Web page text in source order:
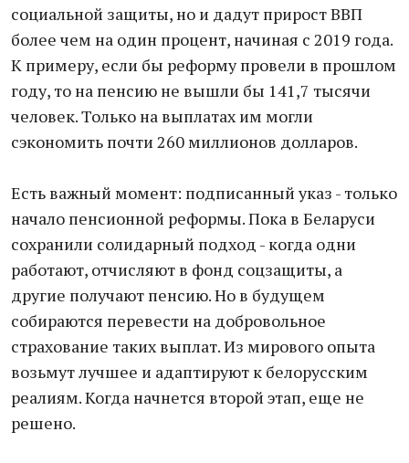
социальной защиты, но и дадут прирост ВВП
более чем на один процент, начиная с 2019 года.
К примеру, если бы реформу провели в прошлом
году, то на пенсию не вышли бы 141,7 тысячи
человек. Только на выплатах им могли
сэкономить почти 260 миллионов долларов.
Есть важный момент: подписанный указ - только
начало пенсионной реформы. Пока в Беларуси
сохранили солидарный подход - когда одни
работают, отчисляют в фонд соцзащиты, а
другие получают пенсию. Но в будущем
собираются перевести на добровольное
страхование таких выплат. Из мирового опыта
возьмут лучшее и адаптируют к белорусским
реалиям. Когда начнется второй этап, еще не
решено.